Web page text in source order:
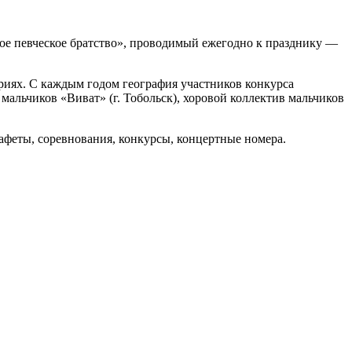
братство», проводимый ежегодно к празднику —
С каждым годом география участников конкурса
«Виват» (г. Тобольск), хоровой коллектив мальчиков
соревнования, конкурсы, концертные номера.